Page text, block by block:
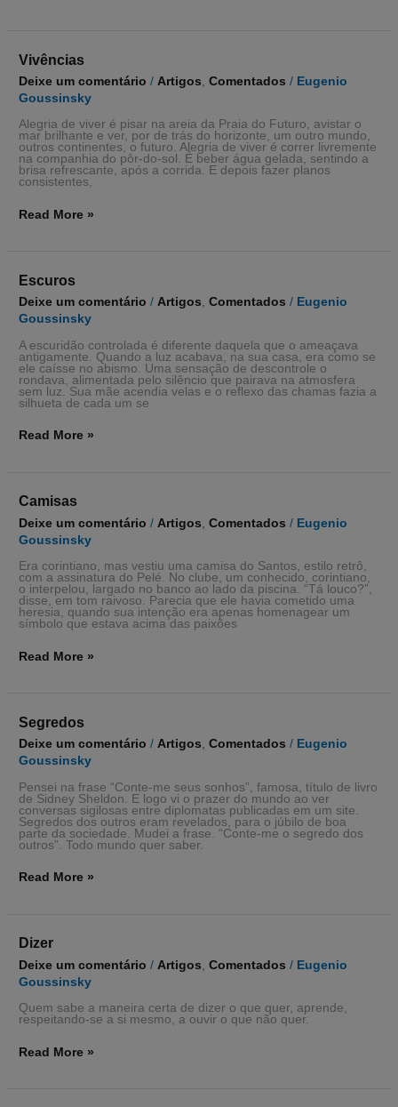
Vivências
Deixe um comentário / Artigos ,Comentados / Eugenio
Goussinsky
Alegria de viver é pisar na areia da Praia do Futuro, avistar o
mar brilhante e ver, por de trás do horizonte, um outro mundo,
outros continentes, o futuro. Alegria de viver é correr livremente
na companhia do pôr-do-sol. É beber água gelada, sentindo a
brisa refrescante, após a corrida. E depois fazer planos
consistentes,
Vivências
Read More »
Escuros
Deixe um comentário /Artigos,Comentados / Eugenio
Goussinsky
A escuridão controlada é diferente daquela que o ameaçava
antigamente. Quando a luz acabava, na sua casa, era como se
ele caísse no abismo. Uma sensação de descontrole o
rondava, alimentada pelo silêncio que pairava na atmosfera
sem luz. Sua mãe acendia velas e o reflexo das chamas fazia a
silhueta de cada um se
Escuros
Read More »
Camisas
Deixe um comentário / Artigos ,Comentados / Eugenio
Goussinsky
Era corintiano, mas vestiu uma camisa do Santos, estilo retrô,
com a assinatura do Pelé. No clube, um conhecido, corintiano,
o interpelou, largado no banco ao lado da piscina. “Tá louco?”,
disse, em tom raivoso. Parecia que ele havia cometido uma
heresia, quando sua intenção era apenas homenagear um
símbolo que estava acima das paixões
Camisas
Read More »
Segredos
Deixe um comentário /Artigos,Comentados / Eugenio
Goussinsky
Pensei na frase “Conte-me seus sonhos”, famosa, título de livro
de Sidney Sheldon. E logo vi o prazer do mundo ao ver
conversas sigilosas entre diplomatas publicadas em um site.
Segredos dos outros eram revelados, para o júbilo de boa
parte da sociedade. Mudei a frase. “Conte-me o segredo dos
outros”. Todo mundo quer saber.
Segredos
Read More »
Dizer
Deixe um comentário / Artigos ,Comentados / Eugenio
Goussinsky
Quem sabe a maneira certa de dizer o que quer, aprende,
respeitando-se a si mesmo, a ouvir o que não quer.
Dizer
Read More »